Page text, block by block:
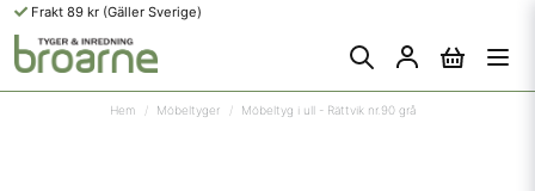
Frakt 89 kr (Gäller Sverige)
Hem Möbeltyger Möbeltyg i ull - Rättvik nr.90 grå